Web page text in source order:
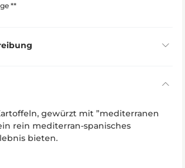
**
gewürzt mit ”mediterranen
rein mediterran-spanisches
bieten.